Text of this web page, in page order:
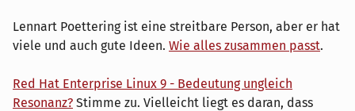
Lennart Poettering ist eine streitbare Person, aber er hat
viele und auch gute Ideen. Wie alles zusammen passt.
Red Hat Enterprise Linux 9 - Bedeutung ungleich
Resonanz? Stimme zu. Vielleicht liegt es daran, dass